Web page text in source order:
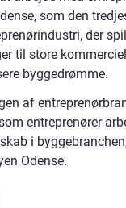
som den
der
til store
byggedrømme.
af
entreprenører
i
Odense.